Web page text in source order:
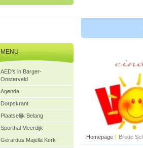
Homepage | Brede
MENU
AED's in Barger-
Oosterveld
Agenda
Dorpskrant
Plaatselijk Belang
Sporthal Meerdijk
Gerardus Majella Kerk